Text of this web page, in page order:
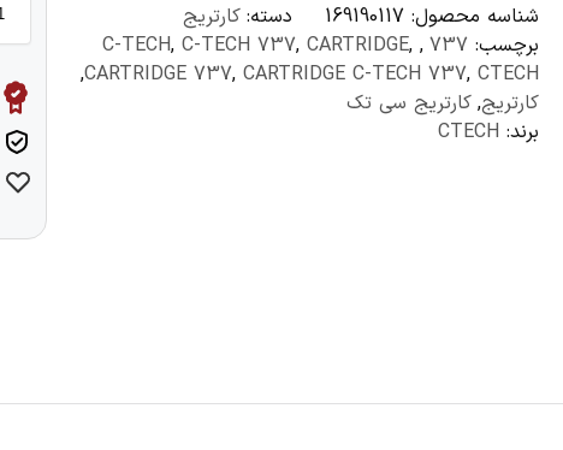
شناسه محصول:169190117 دسته:کارتریج
برچسب: 737
,
C-TECH, C-TECH 737, CARTRIDGE,
CARTRIDGE 737, CARTRIDGE C-TECH 737, CTECH
,
کارتریج,کارتریج سی تک
برند: CTECH